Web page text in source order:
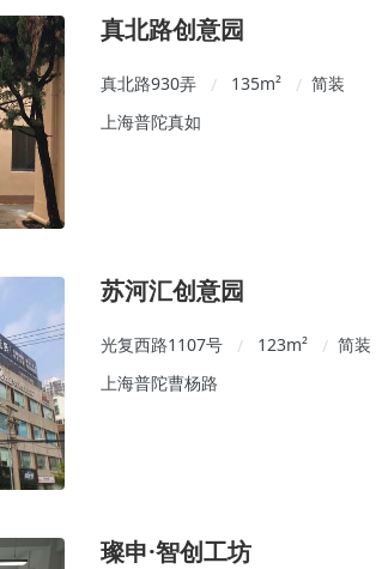
真北路创意园
真北路930弄 / 135m² / 简装
上海普陀真如
苏河汇创意园
光复西路1107号 / 123m² / 简装
上海普陀曹杨路
璨申·智创工坊